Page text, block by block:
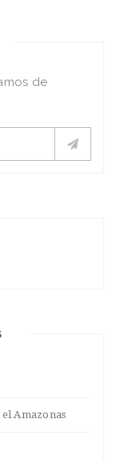
de
Amazonas